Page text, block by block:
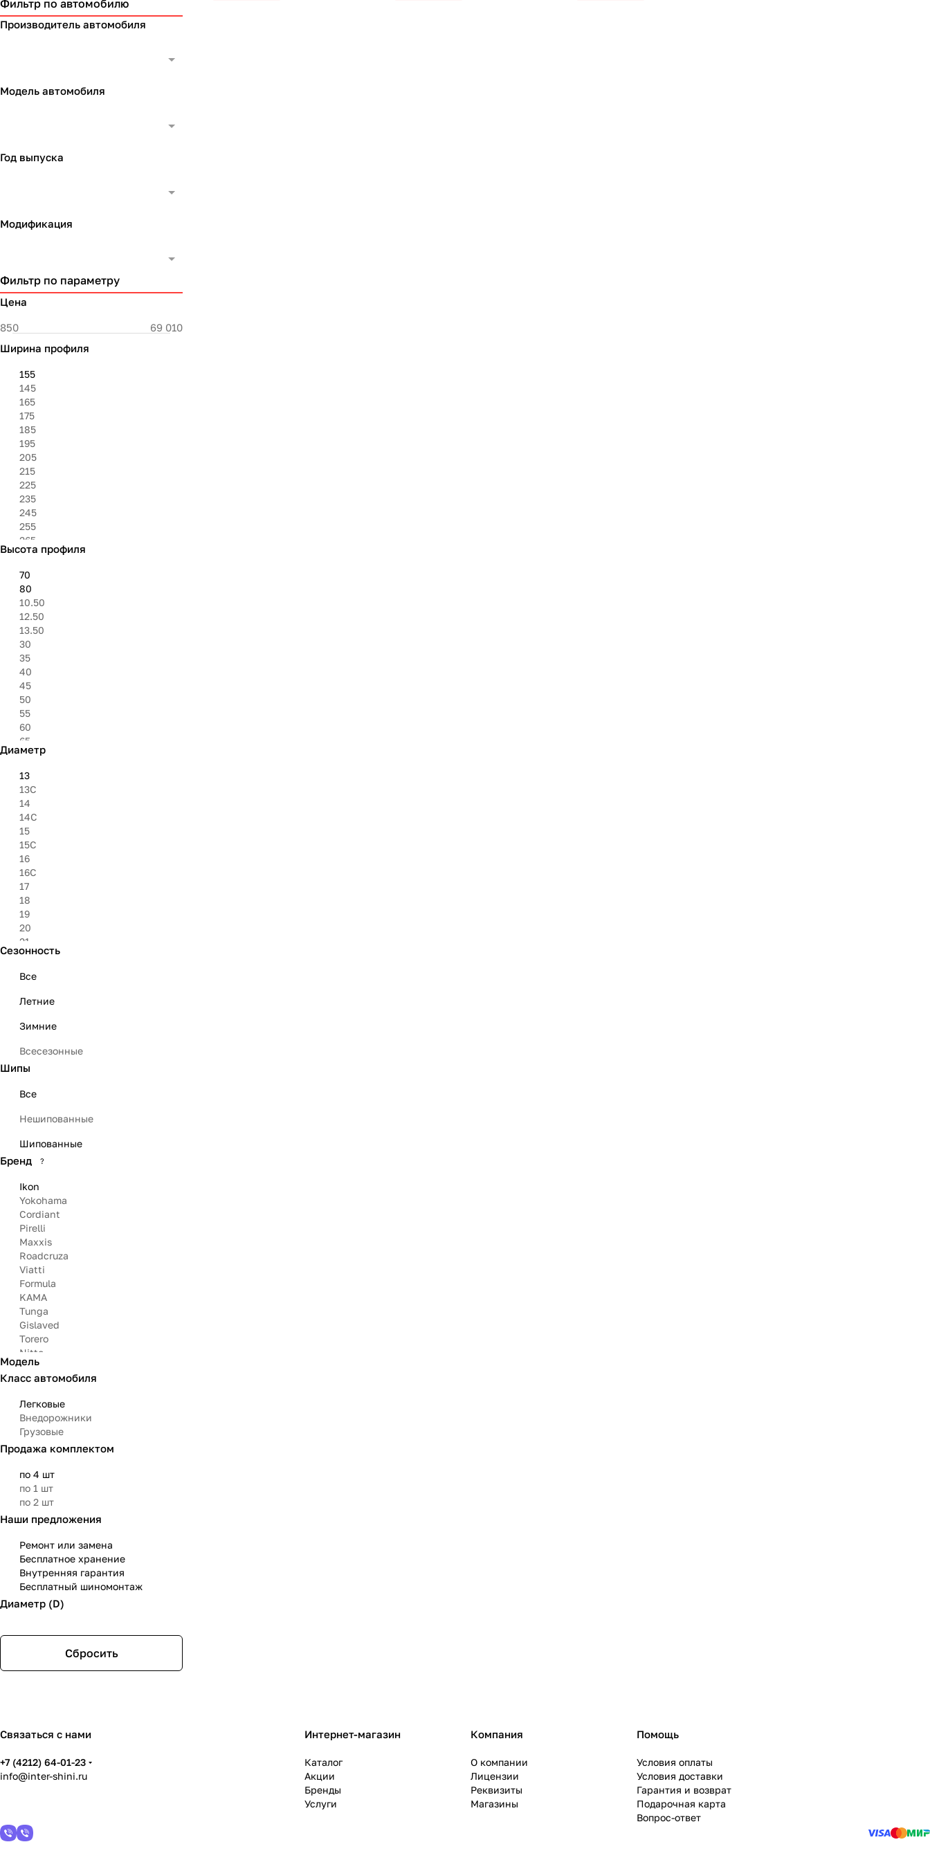
Фильтр по автомобилю
Производитель автомобиля
Модель автомобиля
Год выпуска
Модификация
Фильтр по параметру
Цена
Ширина профиля
155
145
165
175
185
195
205
215
225
235
245
255
265
275
295
305
315
325
6.95''
8.40''
27''
30''
31''
33''
35''
37''
Высота профиля
70
80
10.50
12.50
13.50
30
35
40
45
50
55
60
65
75
85
9.50
Диаметр
13
13C
14
14C
15
15C
16
16C
17
18
19
20
21
22
Сезонность
Все
Летние
Зимние
Всесезонные
Шипы
Все
Нешипованные
Шипованные
Бренд ?
Ikon
Yokohama
Cordiant
Pirelli
Maxxis
Roadcruza
Viatti
Formula
KAMA
Tunga
Gislaved
Torero
Nitto
Arivo
Michelin
Bars
Attar
Bridgestone
Matador
Омскшина
Модель
Класс автомобиля
Легковые
Внедорожники
Грузовые
Продажа комплектом
по 4 шт
по 1 шт
по 2 шт
Наши предложения
Ремонт или замена
Бесплатное хранение
Внутренняя гарантия
Бесплатный шиномонтаж
Диаметр (D)
Сбросить
Связаться с нами
+7 (4212) 64-01-23
info@inter-shini.ru
Интернет-магазин
Каталог
Акции
Бренды
Услуги
Компания
О компании
Лицензии
Реквизиты
Магазины
Помощь
Условия оплаты
Условия доставки
Гарантия и возврат
Подарочная карта
Вопрос-ответ